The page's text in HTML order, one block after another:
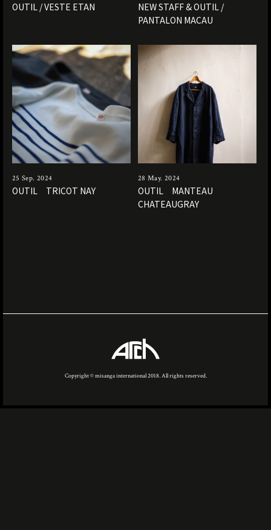
OUTIL / VESTE ETAN
NEW STAFF & OUTIL /
PANTALON MACAU
25 Sep. 2024
OUTIL TRICOT NAY
28 May. 2024
OUTIL MANTEAU
CHATEAUGRAY
Copyright © misanga international 2018. All rights reserved.